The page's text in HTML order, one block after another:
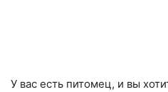
У вас есть питомец, и вы